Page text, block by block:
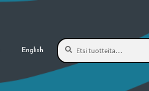
English
Etsi:
Haku